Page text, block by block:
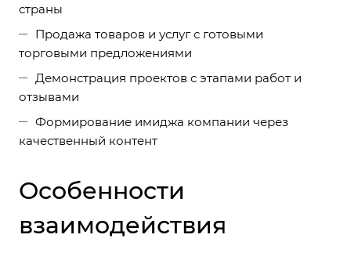
страны
Продажа товаров и услуг с готовыми
торговыми предложениями
Демонстрация проектов с этапами работ и
отзывами
Формирование имиджа компании через
качественный контент
Особенности
взаимодействия